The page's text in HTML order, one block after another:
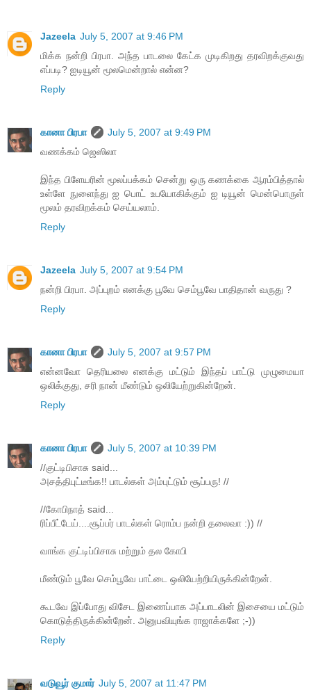
Jazeela July 5, 2007 at 9:46 PM
மிக்க நன்றி பிரபா. அந்த பாடலை கேட்க முடிகிறது தரவிறக்குவது
எப்படி? ஐடியூன் மூலமென்றால் என்ன?
Reply
கானா பிரபா
July 5, 2007 at 9:49 PM
வணக்கம் ஜெஸிலா
இந்த பிளேயரின் மூலப்பக்கம் சென்று ஒரு கணக்கை ஆரம்பித்தால்
உள்ளே நுளைந்து ஐ பொட் உபயோகிக்கும் ஐ டியூன் மென்பொருள்
மூலம் தரவிறக்கம் செய்யலாம்.
Reply
Jazeela July 5, 2007 at 9:54 PM
நன்றி பிரபா. அப்புறம் எனக்கு பூவே செம்பூவே பாதிதான் வருது ?
Reply
கானா பிரபா
July 5, 2007 at 9:57 PM
என்னவோ தெரியலை எனக்கு மட்டும் இந்தப் பாட்டு முழுமையா
ஒலிக்குது, சரி நான் மீண்டும் ஒலியேற்றுகின்றேன்.
Reply
கானா பிரபா
July 5, 2007 at 10:39 PM
//குட்டிபிசாசு said...
அசத்திபுட்டீங்க!! பாடல்கள் அம்புட்டும் சூப்பரு! //
//கோபிநாத் said...
ரிப்பீட்டேய்....சூப்பர் பாடல்கள் ரொம்ப நன்றி தலைவா :)) //
வாங்க குட்டிப்பிசாசு மற்றும் தல கோபி
மீண்டும் பூவே செம்பூவே பாட்டை ஒலியேற்றியிருக்கின்றேன்.
கூடவே இப்போது விசேட இணைப்பாக அப்பாடலின் இசையை மட்டும்
கொடுத்திருக்கின்றேன். அனுபவியுங்க ராஜாக்களே ;-))
Reply
வடுவூர் குமார் July 5, 2007 at 11:47 PM